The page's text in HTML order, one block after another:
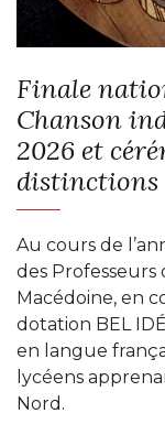
Finale
Chanson
2026 et
distinctions
Au cours de
des Professeurs
Macédoine, en
dotation BEL
en langue
lycéens
Nord.